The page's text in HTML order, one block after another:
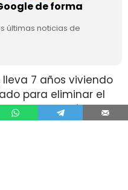
de forma
últimas noticias de
lleva 7 años viviendo
para eliminar el
fijos. El vehículo
espacio de